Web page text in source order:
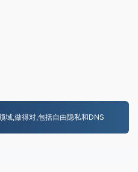
域,做得对,包括自由隐私和DNS